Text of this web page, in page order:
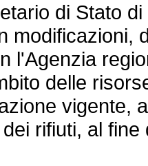
di Stato
modificazioni,
l'Agenzia
delle
vigente,
rifiuti, al